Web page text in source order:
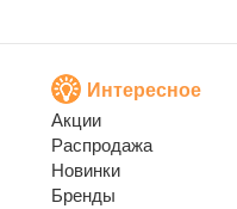
Интересное
Акции
Распродажа
Новинки
Бренды